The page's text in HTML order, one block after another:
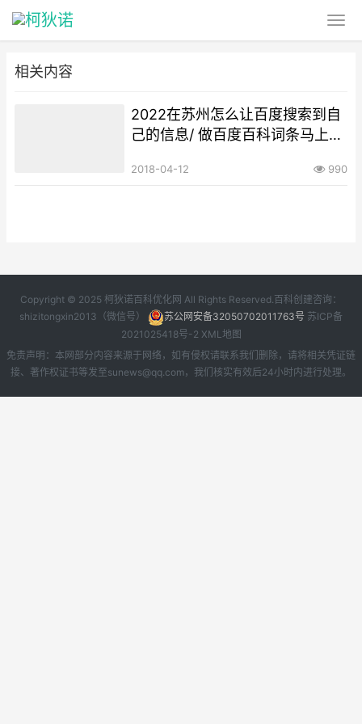
相关内容
2022在苏州怎么让百度搜索到自
己的信息/ 做百度百科词条马上搜
2018-04-12 990
Copyright © 2025 柯狄诺百科优化网 All Rights Reserved.百科创建咨询：
shizitongxin2013（微信号）
苏公网安备32050702011763号 苏ICP备
2021025418号-2 XML地图
免责声明：本网部分内容来源于网络，如有侵权请联系我们删除，请将相关凭证链
接、著作权证书等发至sunews@qq.com，我们核实有效后24小时内进行处理。